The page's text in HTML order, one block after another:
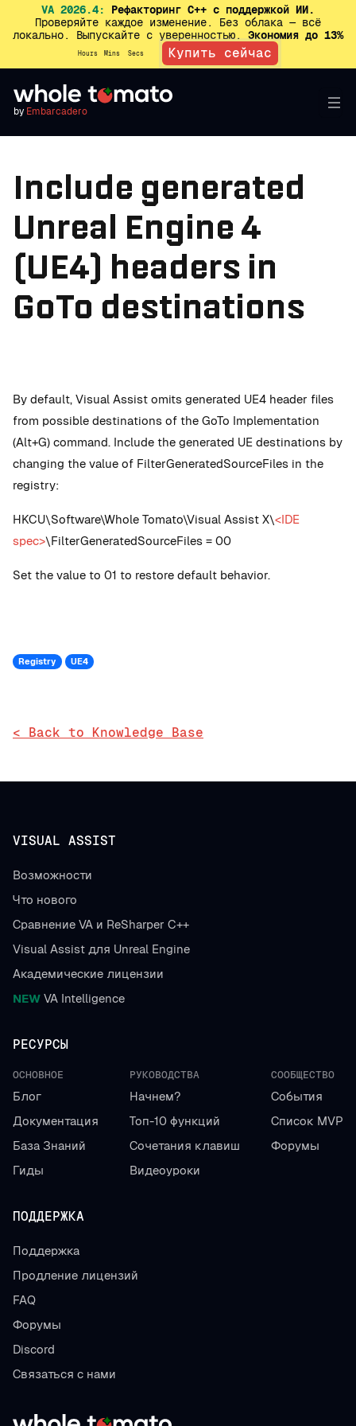
VA 2026.4:
Рефакторинг C++ с поддержкой ИИ.
Проверяйте каждое изменение. Без облака — всё
локально. Выпускайте с уверенностью. Экономия до 13%
Hours Mins Secs Купить сейчас
by Embarcadero
Include generated
Unreal Engine 4
(UE4) headers in
GoTo destinations
By default, Visual Assist omits generated UE4 header files
from possible destinations of the GoTo Implementation
(Alt+G) command. Include the generated UE destinations by
changing the value of FilterGeneratedSourceFiles in the
registry:
HKCU\Software\Whole Tomato\Visual Assist X\<IDE
spec>\FilterGeneratedSourceFiles = 00
Set the value to 01 to restore default behavior.
Registry UE4
< Back to Knowledge Base
VISUAL ASSIST
Возможности
Что нового
Сравнение VA и ReSharper C++
Visual Assist для Unreal Engine
Академические лицензии
NEW VA Intelligence
РЕСУРСЫ
ОСНОВНОЕ
Блог
Документация
База Знаний
Гиды
РУКОВОДСТВА
Начнем?
Топ-10 функций
Сочетания клавиш
Видеоуроки
СООБЩЕСТВО
События
Список MVP
Форумы
ПОДДЕРЖКА
Поддержка
Продление лицензий
FAQ
Форумы
Discord
Связаться с нами